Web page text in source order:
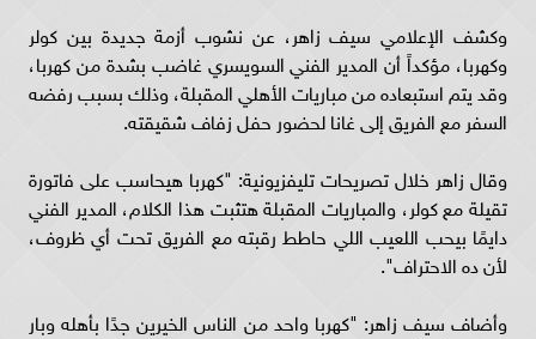
وكشف الإعلامي سيف زاهر، عن نشوب أزمة جديدة بين كولر
وكهربا، مؤكداً أن المدير الفني السويسري غاضب بشدة من كهربا،
وقد يتم استبعاده من مباريات الأهلي المقبلة، وذلك بسبب رفضه
السفر مع الفريق إلى غانا لحضور حفل زفاف شقيقته.
وقال زاهر خلال تصريحات تليفزيونية: "كهربا هيحاسب على فاتورة
تقيلة مع كولر، والمباريات المقبلة هتثبت هذا الكلام، المدير الفني
دايمًا بيحب اللعيب اللي حاطط رقبته مع الفريق تحت أي ظروف،
لأن ده الاحتراف".
وأضاف سيف زاهر: "كهربا واحد من الناس الخيرين جدًا بأهله وبار